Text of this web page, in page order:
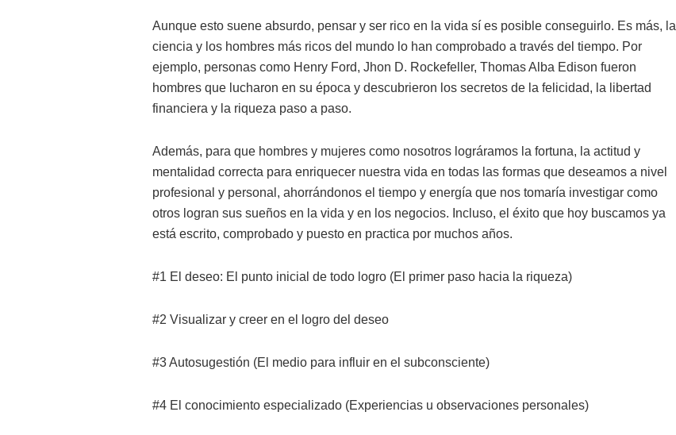
Aunque esto suene absurdo, pensar y ser rico en la vida sí es posible conseguirlo. Es más, la
ciencia y los hombres más ricos del mundo lo han comprobado a través del tiempo. Por
ejemplo, personas como Henry Ford, Jhon D. Rockefeller, Thomas Alba Edison fueron
hombres que lucharon en su época y descubrieron los secretos de la felicidad, la libertad
financiera y la riqueza paso a paso.
Además, para que hombres y mujeres como nosotros lográramos la fortuna, la actitud y
mentalidad correcta para enriquecer nuestra vida en todas las formas que deseamos a nivel
profesional y personal, ahorrándonos el tiempo y energía que nos tomaría investigar como
otros logran sus sueños en la vida y en los negocios. Incluso, el éxito que hoy buscamos ya
está escrito, comprobado y puesto en practica por muchos años.
#1 El deseo: El punto inicial de todo logro (El primer paso hacia la riqueza)
#2 Visualizar y creer en el logro del deseo
#3 Autosugestión (El medio para influir en el subconsciente)
#4 El conocimiento especializado (Experiencias u observaciones personales)